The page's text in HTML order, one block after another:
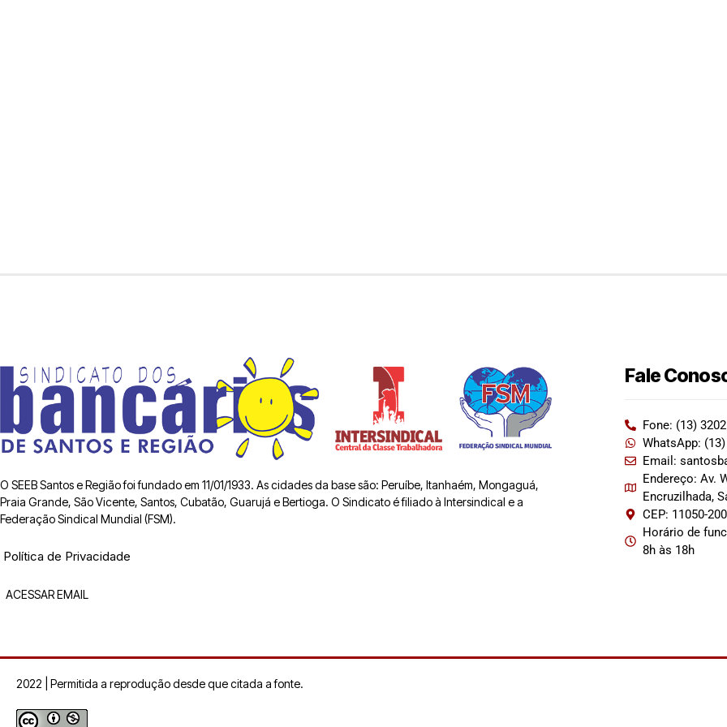
O SEEB Santos e Região foi fundado em 11/01/1933. As cidades da base são: Peruíbe, Itanhaém, Mongaguá,
Praia Grande, São Vicente, Santos, Cubatão, Guarujá e Bertioga. O Sindicato é filiado à Intersindical e a
Federação Sindical Mundial (FSM).
Política de Privacidade
ACESSAR EMAIL
Fale
Fone: (13)
WhatsApp:
Email:
Endereço: Av.
Encruzilhada,
CEP: 11050-200
Horário de
8h às 18h
2022 | Permitida a reprodução desde que citada a fonte.